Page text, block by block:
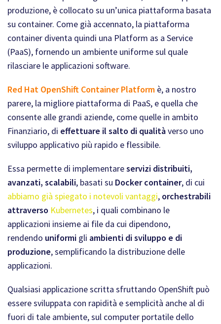
produzione, è collocato su un’unica piattaforma basata
su container. Come già accennato, la piattaforma
container diventa quindi una Platform as a Service
(PaaS), fornendo un ambiente uniforme sul quale
rilasciare le applicazioni software.
Red Hat OpenShift Container Platform è, a nostro
parere, la migliore piattaforma di PaaS, e quella che
consente alle grandi aziende, come quelle in ambito
Finanziario, di effettuare il salto di qualitàverso uno
sviluppo applicativo più rapido e flessibile.
Essa permette di implementareservizi distribuiti,
avanzati, scalabili, basati su Docker container, di cui
abbiamo già spiegato i notevoli vantaggi, orchestrabili
attraverso Kubernetes, i quali combinano le
applicazioni insieme ai file da cui dipendono,
rendendo uniformi gli ambienti di sviluppo e di
produzione, semplificando la distribuzione delle
applicazioni.
Qualsiasi applicazione scritta sfruttando OpenShift può
essere sviluppata con rapidità e semplicità anche al di
fuori di tale ambiente, sul computer portatile dello